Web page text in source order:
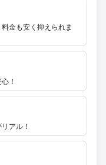
金も安く抑えられま
！
アル！